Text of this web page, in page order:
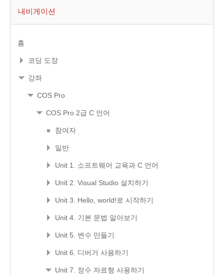
내비게이션
홈
코딩 도장
강좌
COS Pro
COS Pro 2급 C 언어
참여자
일반
Unit 1. 소프트웨어 교육과 C 언어
Unit 2. Visual Studio 설치하기
Unit 3. Hello, world!로 시작하기
Unit 4. 기본 문법 알아보기
Unit 5. 변수 만들기
Unit 6. 디버거 사용하기
Unit 7. 정수 자료형 사용하기